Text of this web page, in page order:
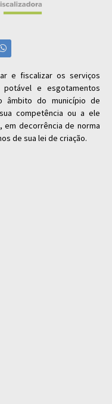
e fiscalizar os serviços
e esgotamentos
âmbito do município de
competência ou a ele
decorrência de norma
de sua lei de criação.